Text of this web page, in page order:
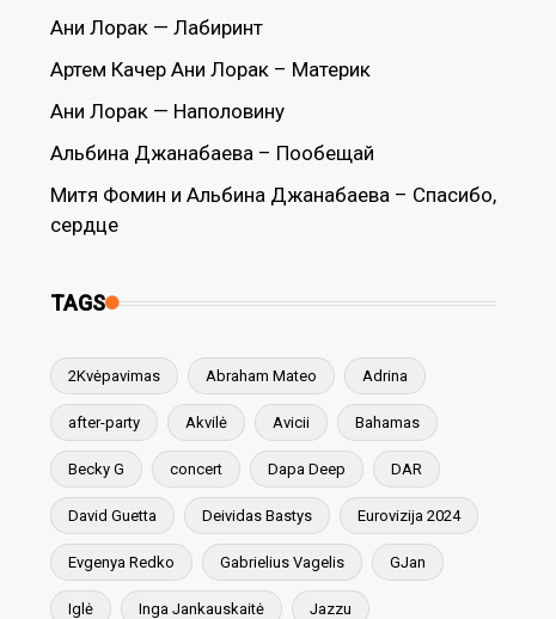
Ани Лорак — Лабиринт
Артем Качер Ани Лорак – Материк
Ани Лорак — Наполовину
Альбина Джанабаева – Пообещай
Митя Фомин и Альбина Джанабаева – Спасибо,
сердце
TAGS
2Kvėpavimas Abraham Mateo Adrina
after-party Akvilė Avicii Bahamas
Becky G concert Dapa Deep DAR
David Guetta Deividas Bastys Eurovizija 2024
Evgenya Redko Gabrielius Vagelis GJan
Iglė Inga Jankauskaitė Jazzu